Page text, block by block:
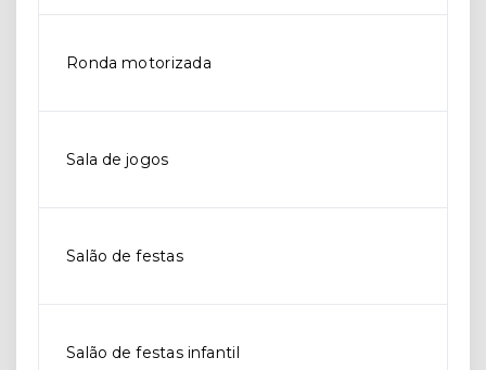
Ronda motorizada
Sala de jogos
Salão de festas
Salão de festas infantil